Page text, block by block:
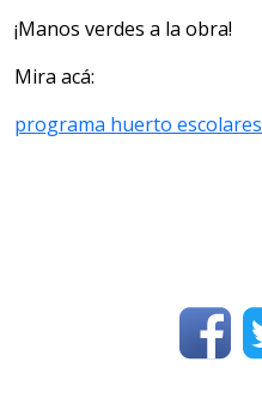
¡Manos verdes a la obra!
Mira acá:
programa huerto escolares